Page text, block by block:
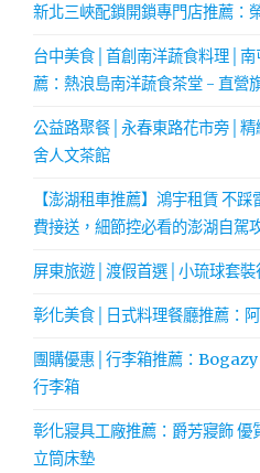
新北三峽配鎖開鎖專門店推薦：
台中美食│首創南洋蔬食料理│
薦：熱浪島南洋蔬食茶堂 - 直營
公益路聚餐│永春東路花市旁│
舍人文茶館
【澎湖租車推薦】鴻宇租賃 不
費接送，細節控必看的澎湖自駕
屏東旅遊│渡假首選│小琉球套
彰化美食│日式料理餐廳推薦：
團購優惠│行李箱推薦：
行李箱
彰化寢具工廠推薦：爵芳寢飾 優
立筒床墊